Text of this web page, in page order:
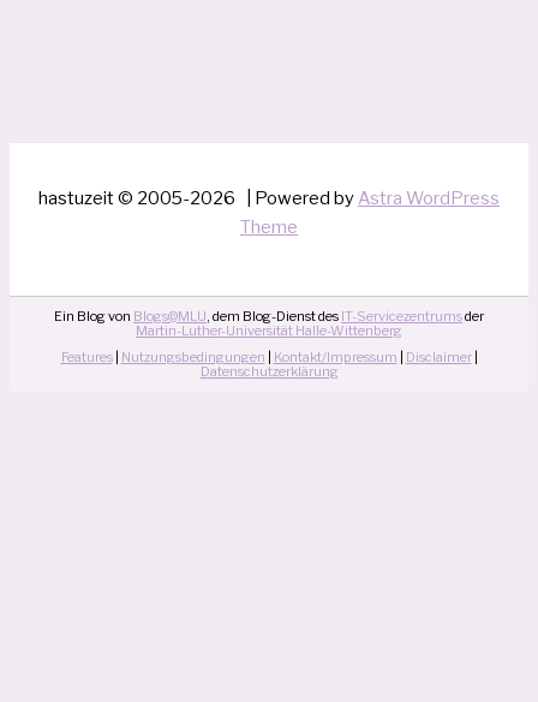
hastuzeit © 2005-2026 | Powered by Astra WordPress
Theme
Ein Blog von Blogs@MLU, dem Blog-Dienst des IT-Servicezentrumsder
Martin-Luther-Universität Halle-Wittenberg
Features| Nutzungsbedingungen Kontakt/Impressum Disclaimer|
Datenschutzerklärung